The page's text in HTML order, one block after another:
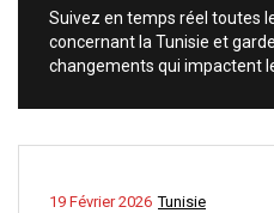
Suivez en temps réel toutes
concernant la Tunisie et
changements qui impactent
Tunisie
19 Février 2026